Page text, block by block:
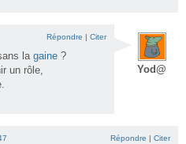
Yod@
Répondre | Citer
la gaine ?
un rôle,
Répondre | Citer